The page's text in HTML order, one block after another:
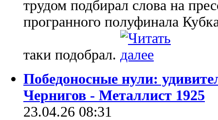
трудом подбирал слова на
програнного полуфинала
таки подобрал.
Победоносные нули:
Чернигов - Металлист 1925
23.04.26 08:31